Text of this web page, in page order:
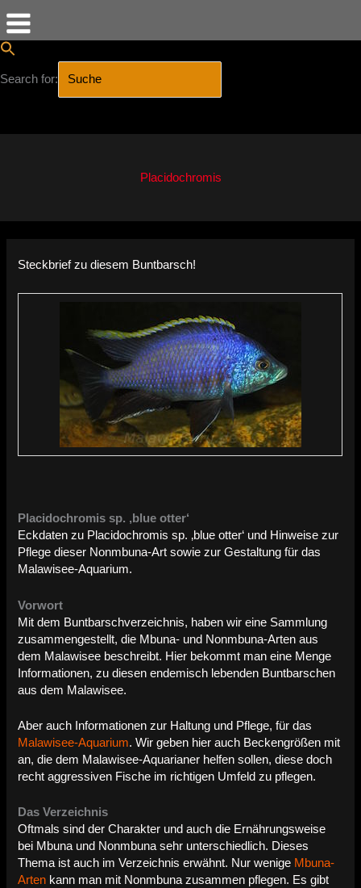
Search for:
Placidochromis
Steckbrief zu diesem Buntbarsch!
Placidochromis sp. ‚blue otter‘
Eckdaten zu Placidochromis sp. ‚blue otter‘ und Hinweise zur
Pflege dieser Nonmbuna-Art sowie zur Gestaltung für das
Malawisee-Aquarium.
Vorwort
Mit dem Buntbarschverzeichnis, haben wir eine Sammlung
zusammengestellt, die Mbuna- und Nonmbuna-Arten aus
dem Malawisee beschreibt. Hier bekommt man eine Menge
Informationen, zu diesen endemisch lebenden Buntbarschen
aus dem Malawisee.
Aber auch Informationen zur Haltung und Pflege, für das
Malawisee-Aquarium. Wir geben hier auch Beckengrößen mit
an, die dem Malawisee-Aquarianer helfen sollen, diese doch
recht aggressiven Fische im richtigen Umfeld zu pflegen.
Das Verzeichnis
Oftmals sind der Charakter und auch die Ernährungsweise
bei Mbuna und Nonmbuna sehr unterschiedlich. Dieses
Thema ist auch im Verzeichnis erwähnt. Nur wenige Mbuna-
Arten kann man mit Nonmbuna zusammen pflegen. Es gibt